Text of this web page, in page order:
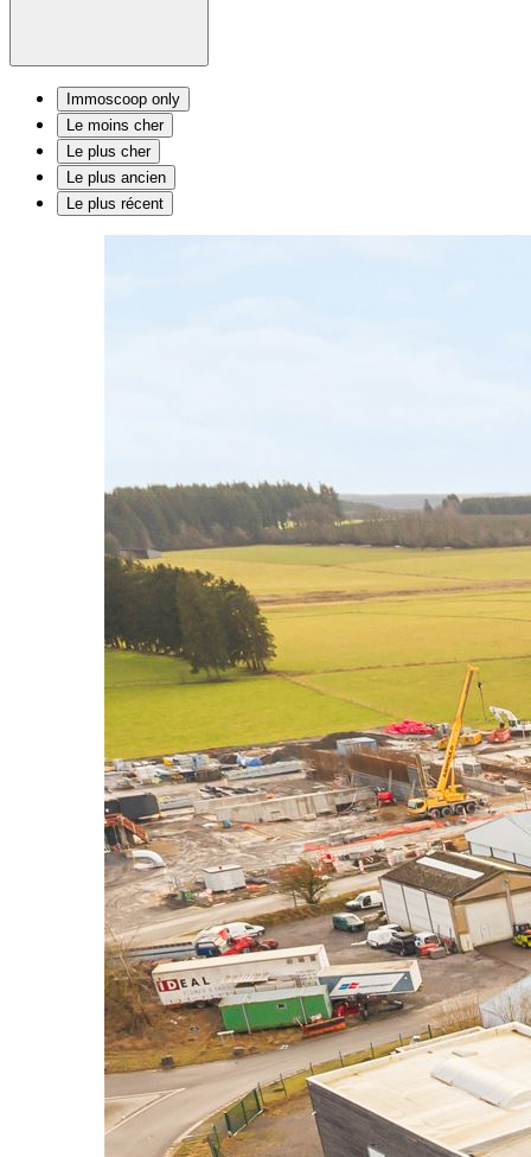
Immoscoop only
Le moins cher
Le plus cher
Le plus ancien
Le plus récent